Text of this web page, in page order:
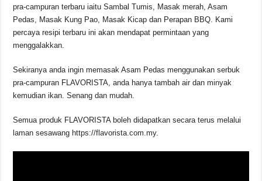
pra-campuran terbaru iaitu Sambal Tumis, Masak merah, Asam
Pedas, Masak Kung Pao, Masak Kicap dan Perapan BBQ. Kami
percaya resipi terbaru ini akan mendapat permintaan yang
menggalakkan.
Sekiranya anda ingin memasak Asam Pedas menggunakan serbuk
pra-campuran FLAVORISTA, anda hanya tambah air dan minyak
kemudian ikan. Senang dan mudah.
Semua produk FLAVORISTA boleh didapatkan secara terus melalui
laman sesawang https://flavorista.com.my.